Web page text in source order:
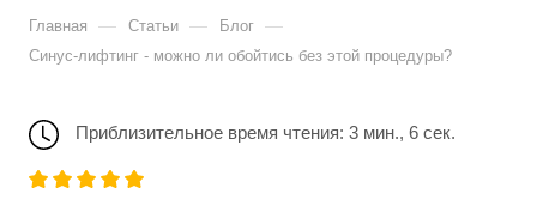
Главная — Статьи — Блог —
Синус-лифтинг - можно ли обойтись без этой процедуры?
Приблизительное время чтения: 3 мин., 6 сек.